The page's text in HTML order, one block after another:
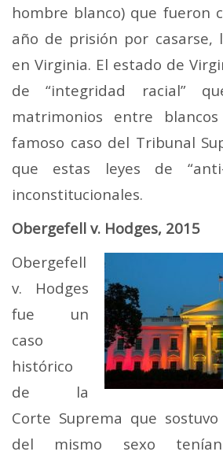
hombre blanco) que fueron
año de prisión por casarse,
en Virginia. El estado de
de “integridad racial”
matrimonios entre
famoso caso del Tribunal
que estas leyes de “anti-
inconstitucionales.
Obergefell v. Hodges, 2015
Obergefell
v. Hodges
fue un
caso
histórico
de la
Corte Suprema que
del mismo sexo